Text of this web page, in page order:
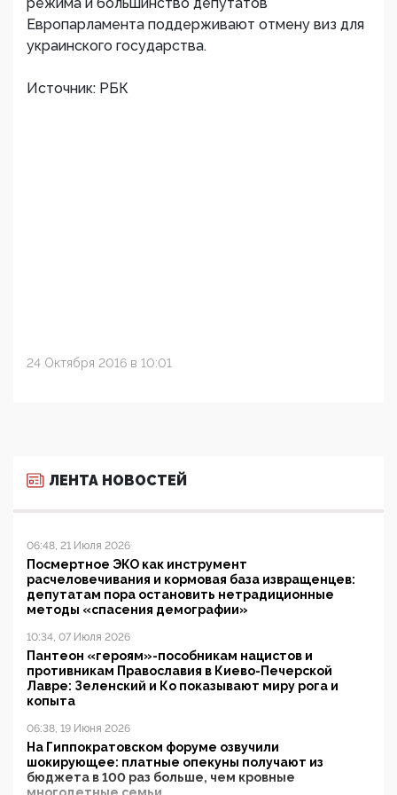
Европарламента поддерживают отмену виз для
украинского государства.
Источник: РБК
24 Октября 2016 в 10:01
ЛЕНТА НОВОСТЕЙ
06:48, 21 Июля 2026
Посмертное ЭКО как инструмент
расчеловечивания и кормовая база извращенцев:
депутатам пора остановить нетрадиционные
методы «спасения демографии»
10:34, 07 Июля 2026
Пантеон «героям»-пособникам нацистов и
противникам Православия в Киево-Печерской
Лавре: Зеленский и Ко показывают миру рога и
копыта
06:38, 19 Июня 2026
На Гиппократовском форуме озвучили
шокирующее: платные опекуны получают из
бюджета в 100 раз больше, чем кровные